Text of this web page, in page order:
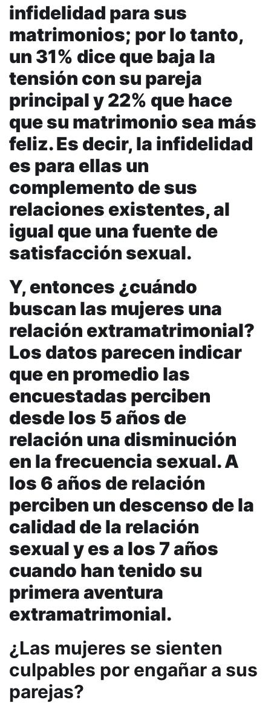
infidelidad para sus
matrimonios; por lo tanto,
un 31% dice que baja la
tensión con su pareja
principal y 22% que hace
que su matrimonio sea más
feliz. Es decir, la infidelidad
es para ellas un
complemento de sus
relaciones existentes, al
igual que una fuente de
satisfacción sexual.
Y, entonces ¿cuándo
buscan las mujeres una
relación extramatrimonial?
Los datos parecen indicar
que en promedio las
encuestadas perciben
desde los 5 años de
relación una disminución
en la frecuencia sexual. A
los 6 años de relación
perciben un descenso de la
calidad de la relación
sexual y es a los 7 años
cuando han tenido su
primera aventura
extramatrimonial.
¿Las mujeres se sienten
culpables por engañar a sus
parejas?